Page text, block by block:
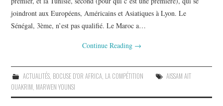
joindront aux Européens, Américains et Asiatiques à Lyon. Le
Sénégal, 3ème, n’est pas qualifié. Le Maroc a…
Continue Reading →
ACTUALITÉS, BOCUSE D'OR AFRICA, LA COMPÉTITION
AISSAM AIT
OUAKRIM MARWEN YOUNSI